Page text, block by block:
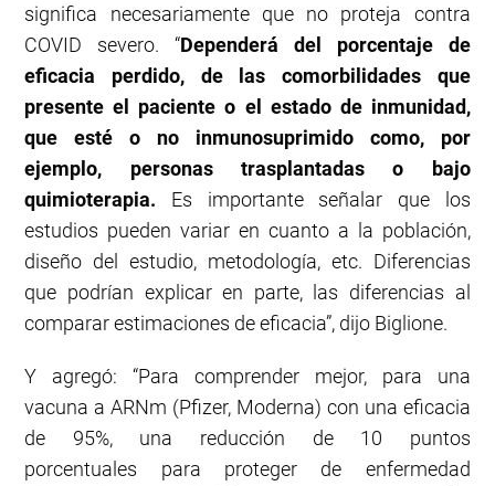
significa necesariamente que no proteja contra
COVID severo. “Dependerá del porcentaje de
eficacia perdido, de las comorbilidades que
presente el paciente o el estado de inmunidad,
que esté o no inmunosuprimido como, por
ejemplo, personas trasplantadas o bajo
quimioterapia. Es importante señalar que los
estudios pueden variar en cuanto a la población,
diseño del estudio, metodología, etc. Diferencias
que podrían explicar en parte, las diferencias al
comparar estimaciones de eficacia”, dijo Biglione.
Y agregó: “Para comprender mejor, para una
vacuna a ARNm (Pfizer, Moderna) con una eficacia
de 95%, una reducción de 10 puntos
porcentuales para proteger de enfermedad